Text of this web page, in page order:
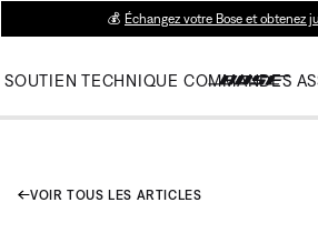
💰 Échangez votre Bose et obtenez
SOUTIEN TECHNIQUE COMMANDES
VOIR TOUS LES ARTICLES